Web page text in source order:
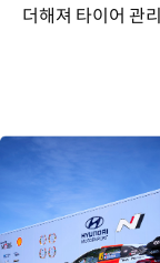
더해져 타이어 관